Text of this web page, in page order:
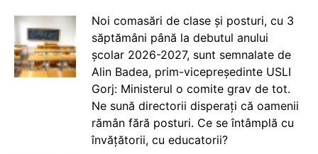
Noi comasări de clase și posturi, cu 3
săptămâni până la debutul anului
școlar 2026-2027, sunt semnalate de
Alin Badea, prim-vicepreședinte USLI
Gorj: Ministerul o comite grav de tot.
Ne sună directorii disperați că oamenii
rămân fără posturi. Ce se întâmplă cu
învățătorii, cu educatorii?